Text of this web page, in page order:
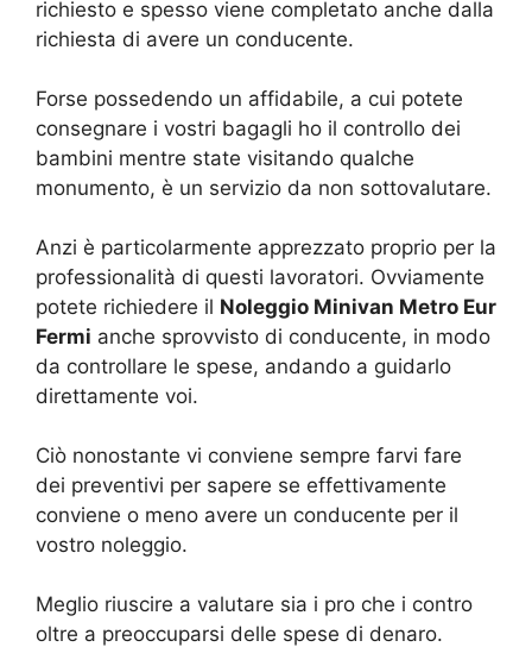
richiesto e spesso viene completato anche dalla
richiesta di avere un conducente.
Forse possedendo un affidabile, a cui potete
consegnare i vostri bagagli ho il controllo dei
bambini mentre state visitando qualche
monumento, è un servizio da non sottovalutare.
Anzi è particolarmente apprezzato proprio per la
professionalità di questi lavoratori. Ovviamente
potete richiedere il Noleggio Minivan Metro Eur
Fermi anche sprovvisto di conducente, in modo
da controllare le spese, andando a guidarlo
direttamente voi.
Ciò nonostante vi conviene sempre farvi fare
dei preventivi per sapere se effettivamente
conviene o meno avere un conducente per il
vostro noleggio.
Meglio riuscire a valutare sia i pro che i contro
oltre a preoccuparsi delle spese di denaro.